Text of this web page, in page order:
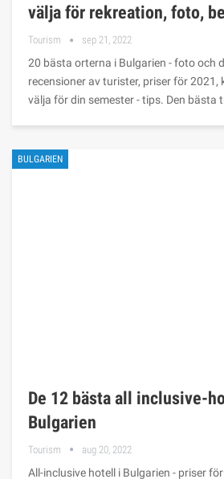
välja för rekreation, foto,
Tourism sep 21, 2022
20 bästa orterna i Bulgarien - foto och
recensioner av turister, priser för
välja för din semester - tips. Den bästa
BULGARIEN
De 12 bästa all inclusive-
Bulgarien
Tourism aug 20, 2022
All-inclusive hotell i Bulgarien - priser